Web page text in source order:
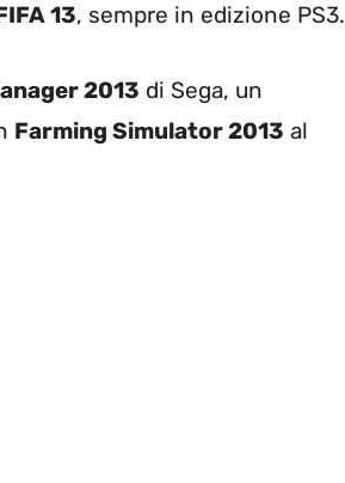
13, sempre in edizione PS3.
2013 di Sega, un
Farming Simulator 2013 al